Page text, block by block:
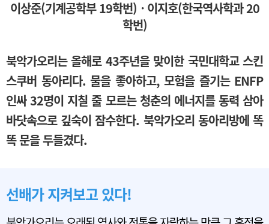
이상준(기계공학부 19학번)ㆍ이지호(한국역사학과 20
학번)
북악가오리는 올해로 43주년을 맞이한 국민대학교 스킨
스쿠버 동아리다. 물을 좋아하고, 모험을 즐기는 ENFP
인싸 32명이 지칠 줄 모르는 청춘의 에너지를 동력 삼아
바닷속으로 깊숙이 잠수한다. 북악가오리 동아리방에 똑
똑 문을 두들겼다.
선배가 지켜보고 있다!